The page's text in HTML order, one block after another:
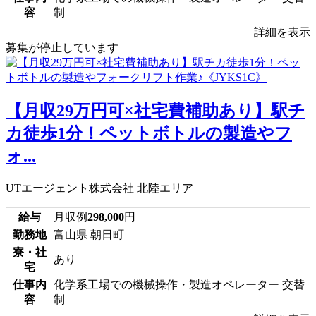
容
制
詳細を表示
募集が停止しています
【月収29万円可×社宅費補助あり】駅チ
カ徒歩1分！ペットボトルの製造やフ
ォ...
UTエージェント株式会社 北陸エリア
給与 月収例298,000円
勤務地
富山県 朝日町
寮・社
宅
あり
仕事内
容
化学系工場での機械操作・製造オペレーター 交替
制